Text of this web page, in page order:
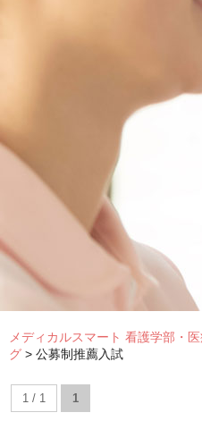
メディカルスマート 看護学部・
グ > 公募制推薦入試
1 / 1 1